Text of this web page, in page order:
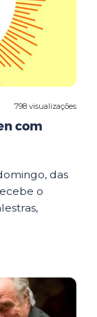
798 visualizações
com
das
o